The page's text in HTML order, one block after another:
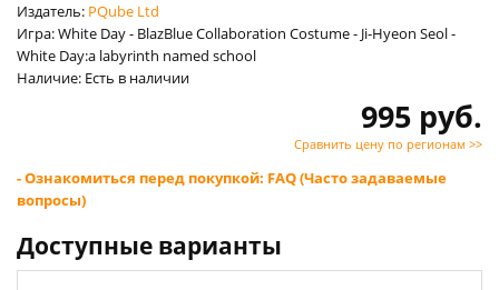
Издатель: PQube Ltd
Игра: White Day - BlazBlue Collaboration Costume - Ji-Hyeon Seol -
White Day:a labyrinth named school
Наличие: Есть в наличии
995 руб.
Сравнить цену по регионам >>
- Ознакомиться перед покупкой: FAQ (Часто задаваемые
вопросы)
Доступные варианты